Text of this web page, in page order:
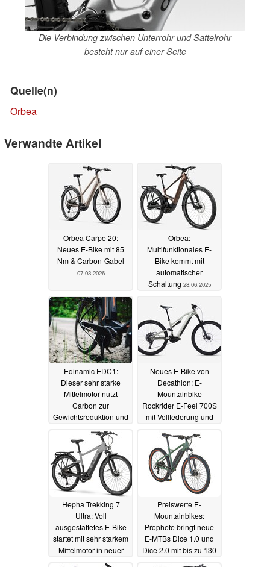
Die Verbindung zwischen Unterrohr und Sattelrohr
besteht nur auf einer Seite
Quelle(n)
Orbea
Verwandte Artikel
Orbea Carpe 20:
Neues E-Bike mit 85
Nm & Carbon-Gabel
07.03.2026
Orbea:
Multifunktionales E-
Bike kommt mit
automatischer
Schaltung 28.06.2025
Edinamic EDC1:
Dieser sehr starke
Mittelmotor nutzt
Carbon zur
Gewichtsreduktion und
als 25 km/h
13.05.2024
Neues E-Bike von
Decathlon: E-
Mountainbike
Rockrider E-Feel 700S
mit Vollfederung und
Motor erhältlich
12.05.2024
Hepha Trekking 7
Ultra: Voll
ausgestattetes E-Bike
startet mit sehr starkem
Mittelmotor in neuer
12.05.2024
Preiswerte E-
Mountainbikes:
Prophete bringt neue
E-MTBs Dice 1.0 und
Dice 2.0 mit bis zu 130
km auf den Markt